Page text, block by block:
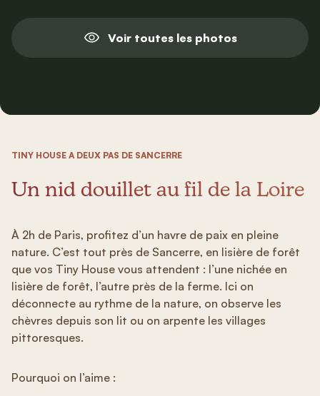
Voir toutes les photos
TINY HOUSE A DEUX PAS DE SANCERRE
Un nid douillet au fil de la Loire
À 2h de Paris, profitez d’un havre de paix en pleine
nature. C’est tout près de Sancerre, en lisière de forêt
que vos Tiny House vous attendent : l’une nichée en
lisière de forêt, l’autre près de la ferme. Ici on
déconnecte au rythme de la nature, on observe les
chèvres depuis son lit ou on arpente les villages
pittoresques.
Pourquoi on l’aime :